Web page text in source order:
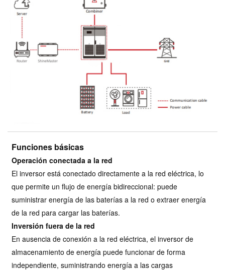
Funciones básicas
Operación conectada a la red
El inversor está conectado directamente a la red eléctrica, lo
que permite un flujo de energía bidireccional: puede
suministrar energía de las baterías a la red o extraer energía
de la red para cargar las baterías.
Inversión fuera de la red
En ausencia de conexión a la red eléctrica, el inversor de
almacenamiento de energía puede funcionar de forma
independiente, suministrando energía a las cargas